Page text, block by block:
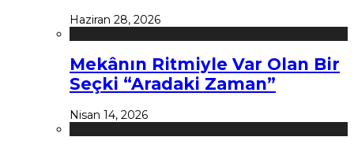
Haziran 28, 2026
Mekânın Ritmiyle Var Olan Bir
Seçki “Aradaki Zaman”
Nisan 14, 2026